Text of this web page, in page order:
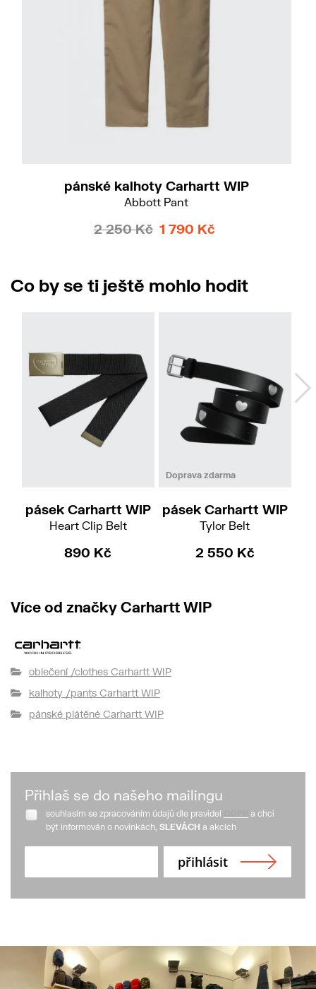
pánské kalhoty Carhartt WIP
Abbott Pant
2 250 Kč 1 790 Kč
Co by se ti ještě mohlo hodit
pásek Carhartt WIP
Heart Clip Belt
890 Kč
Doprava zdarma
ML
pásek Carhartt WIP
Tylor Belt
2 550 Kč
Více od značky Carhartt WIP
oblečení /clothes Carhartt WIP
kalhoty /pants Carhartt WIP
pánské plátěné Carhartt WIP
Přihlaš se do našeho mailingu
souhlasím se zpracováním údajů dle pravidel
a chci
být informován o novinkách, SLEVÁCH a akcích